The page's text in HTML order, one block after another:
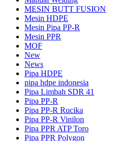
MESIN BUTT FUSION
Mesin HDPE
Mesin Pipa PP-R
Mesin PPR
MOF
New
News
Pipa HDPE
pipa hdpe indonesia
Pipa Limbah SDR 41
Pipa PP-R
Pipa PP-R Rucika
Pipa PP-R Vinilon
Pipa PPR ATP Toro
Pipa PPR Polygon